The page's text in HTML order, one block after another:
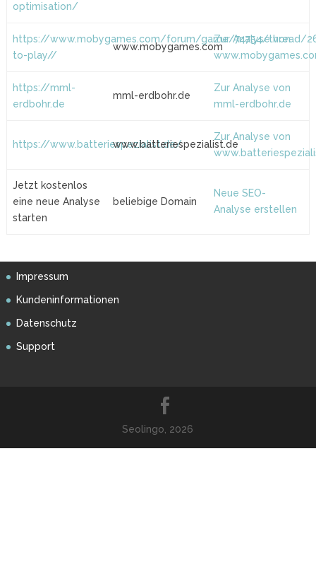
optimisation/
https://www.mobygames.com/forum/game/74754/thread/
to-play//
www.mobygames.com
Zur Analyse von
https://mml-
erdbohr.de
mml-erdbohr.de
Zur Analyse von
mml-erdbohr.de
https://www.batteriespezialist.de/
www.batteriespezialist.de
Zur Analyse von
Jetzt kostenlos
eine neue Analyse
starten
beliebige Domain
Neue SEO-
Analyse erstellen
Impressum
Kundeninformationen
Datenschutz
Support
Seolingo, 2026